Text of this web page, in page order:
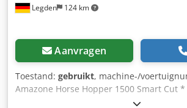
Legden 124 km
Aanvragen
Toestand: gebruikt, machine-/
Amazone Horse Hopper 1500 Smart Cut
1,50 m * 1.500 l opvangbak inhoud *